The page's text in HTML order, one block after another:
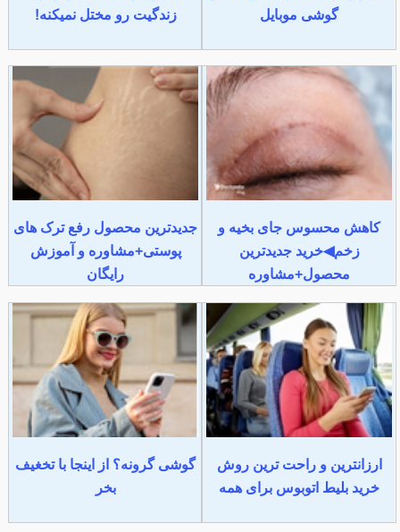
گوشی موبایل
زندگیت رو مختل نمیکنه!
کاهش محسوس جای بخیه و
زخم◀خرید جدیدترین
محصول+مشاوره
جدیدترین محصول رفع ترک های
پوستی+مشاوره و آموزش
رایگان
ارزانترین و راحت ترین روش
خرید بلیط اتوبوس برای همه
گوشی گرونه؟ از اینجا با تخغیف
بخر